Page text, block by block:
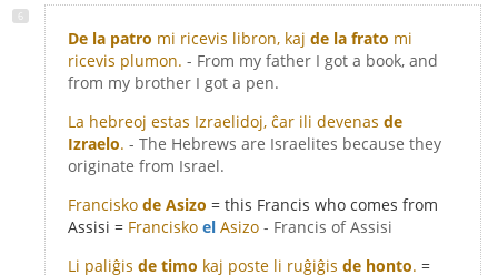
De la patro mi ricevis libron, kaj de la frato mi
ricevis plumon. - From my father I got a book, and
from my brother I got a pen.
La hebreoj estas Izraelidoj, ĉar ili devenas de
Izraelo. - The Hebrews are Israelites because they
originate from Israel.
Francisko de Asizo = this Francis who comes from
Assisi = Francisko el Asizo - Francis of Assisi
Li paliĝis de timo kaj poste li ruĝiĝis de honto. =